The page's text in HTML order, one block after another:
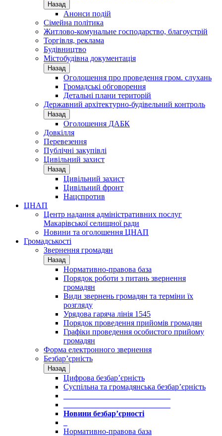
Назад
Анонси подій
Сімейна політика
Житлово-комунальне господарство, благоустрій
Торгівля, реклама
Будівництво
Містобудівна документація
Назад
Оголошення про проведення гром. слухань
Громадські обговорення
Детальні плани територій
Державний архітектурно-будівельний контроль
Назад
Оголошення ДАБК
Довкілля
Перевезення
Публічні закупівлі
Цивільний захист
Назад
Цивільний захист
Цивільний фронт
Нацспротив
ЦНАП
Центр надання адміністративних послуг
Макарівської селищної ради
Новини та оголошення ЦНАП
Громадськості
Звернення громадян
Назад
Нормативно-правова база
Порядок роботи з питань звернення
громадян
Види звернень громадян та терміни їх
розгляду
Урядова гаряча лінія 1545
Порядок проведення прийомів громадян
Графіки проведення особистого прийому
громадян
Форма електронного звернення
Безбар’єрність
Назад
Цифрова безбар’єрність
Суспільна та громадянська безбар’єрність
Новини безбар’єрності
Нормативно-правова база